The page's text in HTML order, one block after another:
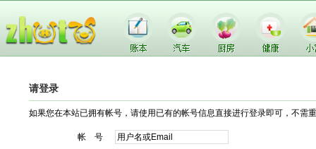
请登录
如果您在本站已拥有帐号，请使用已有的帐号信息直接进行登录即可，不需
帐 号